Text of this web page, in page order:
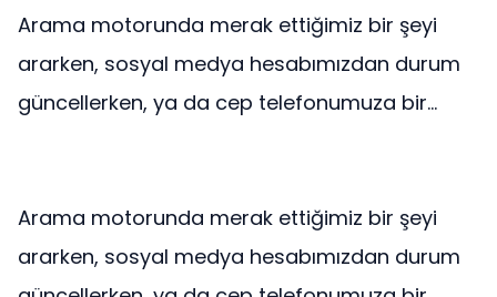
Arama motorunda merak ettiğimiz bir şeyi
ararken, sosyal medya hesabımızdan durum
güncellerken, ya da cep telefonumuza bir...
Arama motorunda merak ettiğimiz bir şeyi
ararken, sosyal medya hesabımızdan durum